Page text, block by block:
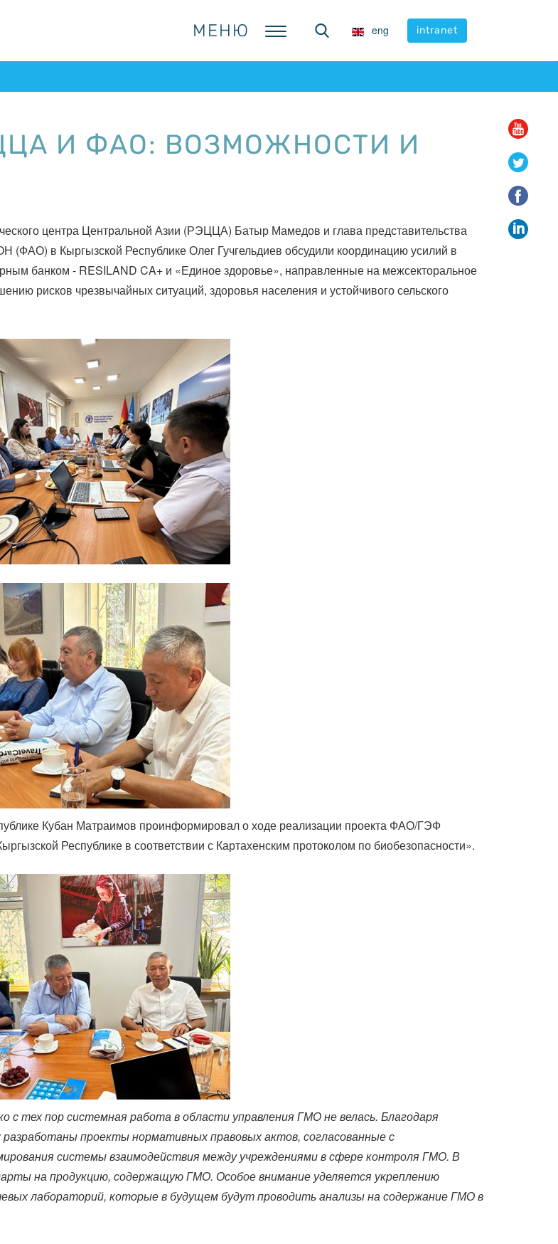
МЕНЮ eng intranet
МЕНЮ eng intranet
И ФАО: ВОЗМОЖНОСТИ И
центра Центральной Азии (РЭЦЦА) Батыр Мамедов и глава представительства
(ФАО) в Кыргызской Республике Олег Гучгельдиев обсудили координацию усилий в
банком - RESILAND CA+ и «Единое здоровье», направленные на межсекторальное
рисков чрезвычайных ситуаций, здоровья населения и устойчивого сельского
Кубан Матраимов проинформировал о ходе реализации проекта ФАО/ГЭФ
Республике в соответствии с Картахенским протоколом по биобезопасности».
с тех пор системная работа в области управления ГМО не велась. Благодаря
проекты нормативных правовых актов, согласованные с
системы взаимодействия между учреждениями в сфере контроля ГМО. В
на продукцию, содержащую ГМО. Особое внимание уделяется укреплению
лабораторий, которые в будущем будут проводить анализы на содержание ГМО в